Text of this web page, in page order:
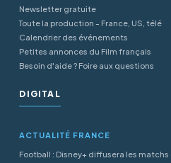
Newsletter gratuite
Toute la production - France, US, télé
Calendrier des événements
Petites annonces du Film français
Besoin d'aide ? Foire aux questions
DIGITAL
ACTUALITÉ FRANCE
Football : Disney+ diffusera les matchs